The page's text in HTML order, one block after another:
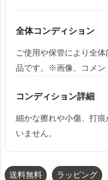
全体コンディション
ご使用や保管により全
品です。※画像、コメン
コンディション詳細
細かな擦れや小傷、打
いません。
送料無料 ラッピング